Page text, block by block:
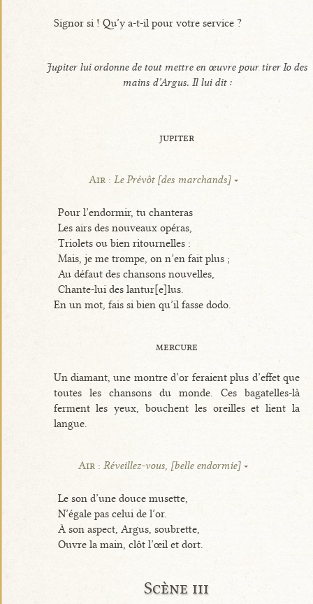
Signor si ! Qu’y a-t-il pour votre service ?
Jupiter lui ordonne de tout mettre en œuvre pour tirer Io des
mains d’Argus. Il lui dit :
jupiter
Air : Le Prévôt [des marchands]
Pour l’endormir, tu chanteras
Les airs des nouveaux opéras,
Triolets ou bien ritournelles :
Mais, je me trompe, on n’en fait plus ;
Au défaut des chansons nouvelles,
Chante-lui des lantur[e]lus.
En un mot, fais si bien qu’il fasse dodo.
mercure
Un diamant, une montre d’or feraient plus d’effet que
toutes les chansons du monde. Ces bagatelles-là
ferment les yeux, bouchent les oreilles et lient la
langue.
Air :Réveillez-vous, [belle endormie]
Le son d’une douce musette,
N’égale pas celui de l’or.
À son aspect, Argus, soubrette,
Ouvre la main, clôt l’œil et dort.
Scène iii